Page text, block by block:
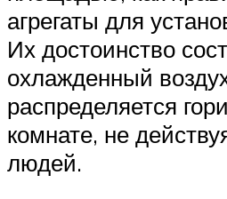
агрегаты для
Их достоинство
охлажденный
распределяется
комнате, не
людей.